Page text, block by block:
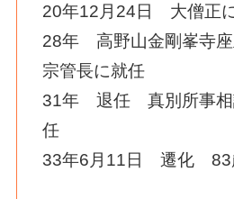
20年12月24日 大僧正
28年 高野山金剛峯寺
宗管長に就任
31年 退任 真別所事相
任
33年6月11日 遷化 83